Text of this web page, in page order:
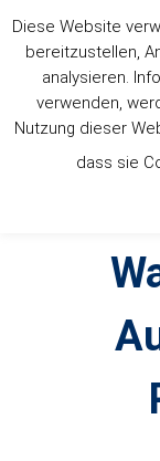
Inhalt
springen
Diese Website
bereitzustellen,
analysieren.
verwenden,
Nutzung dieser
dass sie